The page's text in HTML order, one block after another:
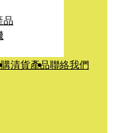
品
清貨產品聯絡我們